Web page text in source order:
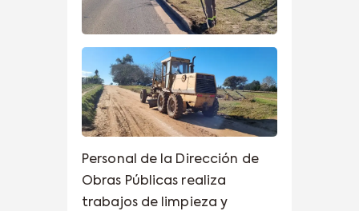
Personal de la Dirección de
Obras Públicas realiza
trabajos de limpieza y